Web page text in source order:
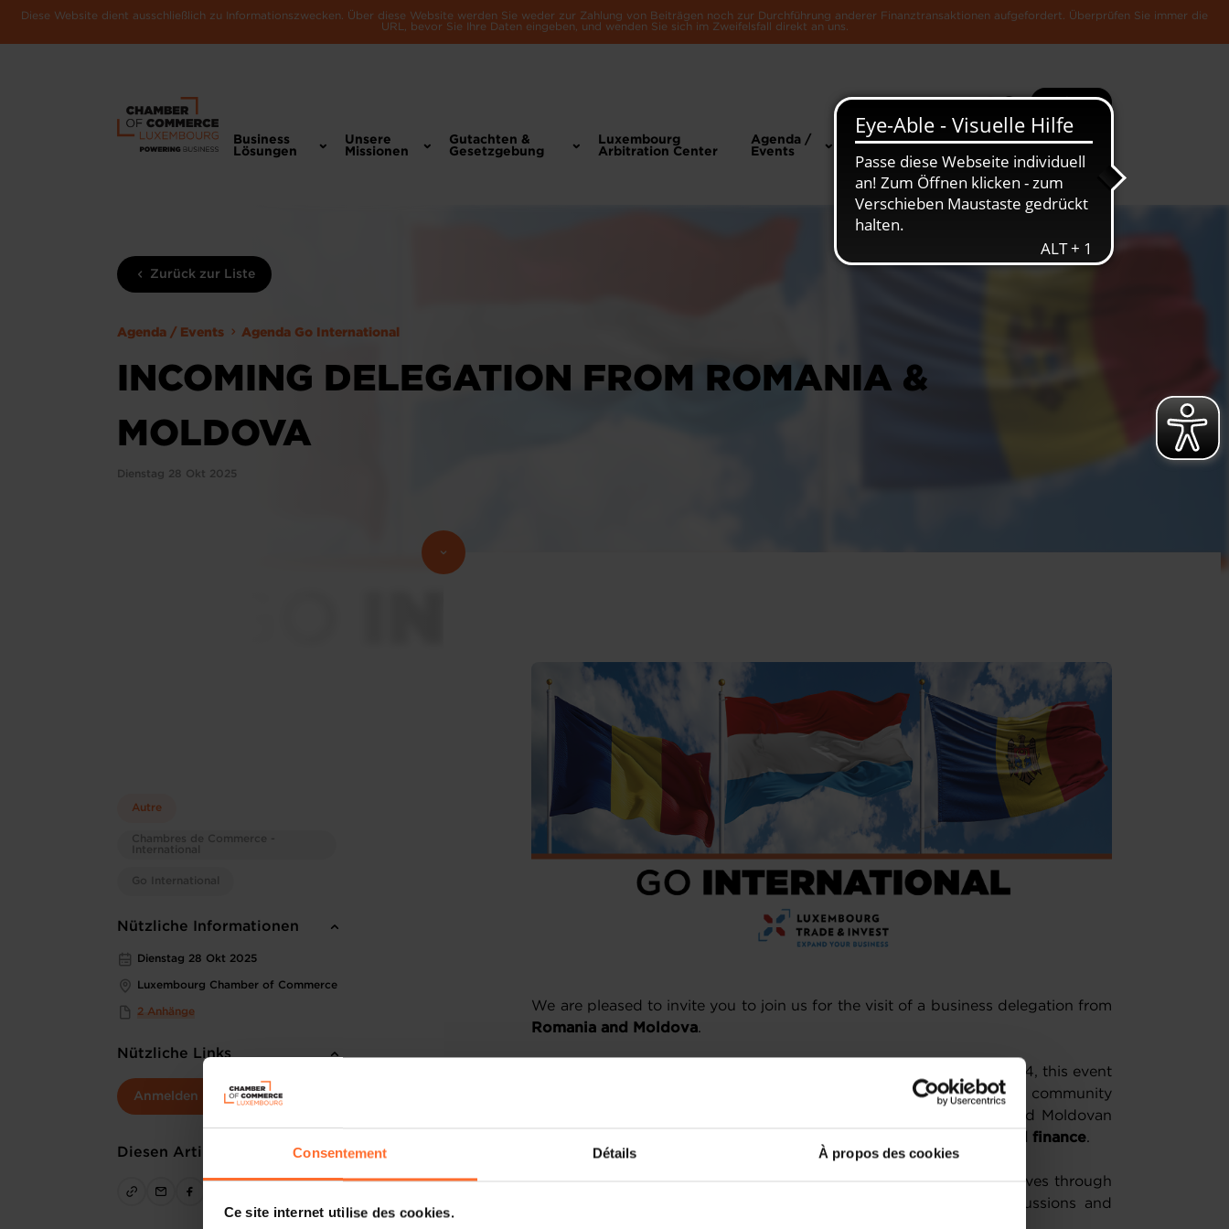
Consentement Détails À propos des cookies
Ce site internet utilise des cookies.
Diese Website dient ausschließlich zu Informationszwecken. Über diese Website werden Sie weder zur Zahlung von Beiträgen noch zur Durchführung anderer Finanztransaktionen aufgefordert. Überprüfen Sie immer die
URL, bevor Sie Ihre Daten eingeben, und wenden Sie sich im Zweifelsfall direkt an uns.
Suche Mehr
Business
Lösungen
Unsere
Missionen
Gutachten &
Gesetzgebung
Luxembourg
Arbitration Center
Agenda /
Events
News &
Die Luxemburger
Zurück zur Liste
Agenda / Events Agenda Go International
INCOMING DELEGATION FROM ROMANIA &
MOLDOVA
Dienstag 28 Okt 2025
Autre
Chambres de Commerce -
International
Go International
Nützliche Informationen
Dienstag 28 Okt 2025
Luxembourg Chamber of Commerce
2 Anhänge
Nützliche Links
Anmelden
Diesen Artikel teilen
We are pleased to invite you to join us for the visit of a business delegation from
Romania and Moldova.
Following the successful trade mission to Romania organised in 2024, this event
offers a valuable occasion to reconnect with the Romanian business community
and explore new avenues for collaboration with both Romanian and Moldovan
ICT, cleantech, logistics and finance.
You will have the opportunity to engage with company representatives through
pre-scheduled B2B meetings, designed to facilitate targeted discussions and